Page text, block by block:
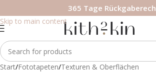
Skip to main content
365 Tage Rückgaberech
Start/Fototapeten/Texturen & Oberflächen